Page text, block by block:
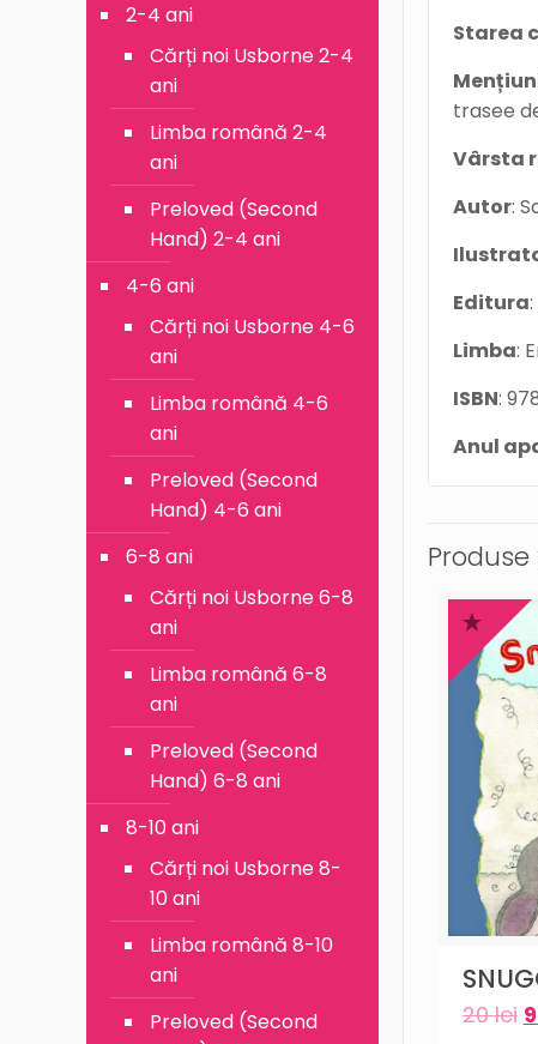
Starea
trasee
Vârsta
Autor:
Editura
Limba:
ISBN:
Anul
20lei 9
2-4 ani
Cărți noi Usborne 2-4
ani
Limba română 2-4
ani
Preloved (Second
Hand) 2-4 ani
4-6 ani
Cărți noi Usborne 4-6
ani
Limba română 4-6
ani
Preloved (Second
Hand) 4-6 ani
6-8 ani
Cărți noi Usborne 6-8
ani
Limba română 6-8
ani
Preloved (Second
Hand) 6-8 ani
8-10 ani
Cărți noi Usborne 8-
10 ani
Limba română 8-10
ani
Preloved (Second